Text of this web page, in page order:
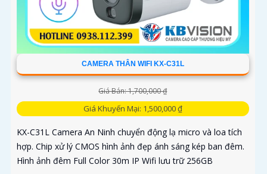
CAMERA THÂN WIFI KX-C31L
Giá Bán: 1,700,000 ₫
Giá Khuyến Mại: 1,500,000 ₫
KX-C31L Camera An Ninh chuyển động lạ micro và loa tích
hợp. Chip xử lý CMOS hình ảnh đẹp ánh sáng kép ban đêm.
Hình ảnh đêm Full Color 30m IP Wifi lưu trữ 256GB